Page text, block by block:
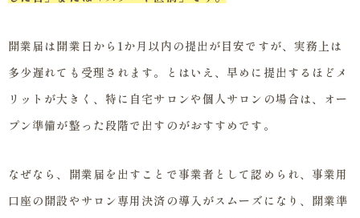
開業届は開業日から1か月以内の提出が目安ですが、実務上は
多少遅れても受理されます。とはいえ、早めに提出するほどメ
リットが大きく、特に自宅サロンや個人サロンの場合は、オー
プン準備が整った段階で出すのがおすすめです。
なぜなら、開業届を出すことで事業者として認められ、事業用
口座の開設やサロン専用決済の導入がスムーズになり、開業準